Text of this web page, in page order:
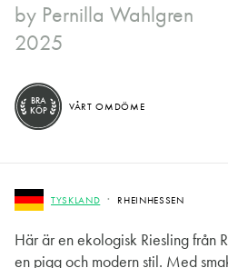
by Pernilla Wahlgren
2025
TYSKLAND RHEINHESSEN
Här är en ekologisk Riesling från
en pigg och modern stil. Med
BRA
KÖP
VÅRT OMDÖME